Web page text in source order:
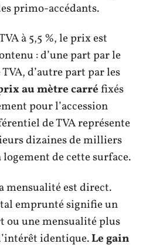
primo-accédants.
à 5,5 %, le prix est
: d’une part par le
d’autre part par les
au mètre carréfixés
pour l’accession
de TVA représente
dizaines de milliers
logement de cette surface.
mensualité est direct.
emprunté signifie un
ou une mensualité plus
identique.Le gain